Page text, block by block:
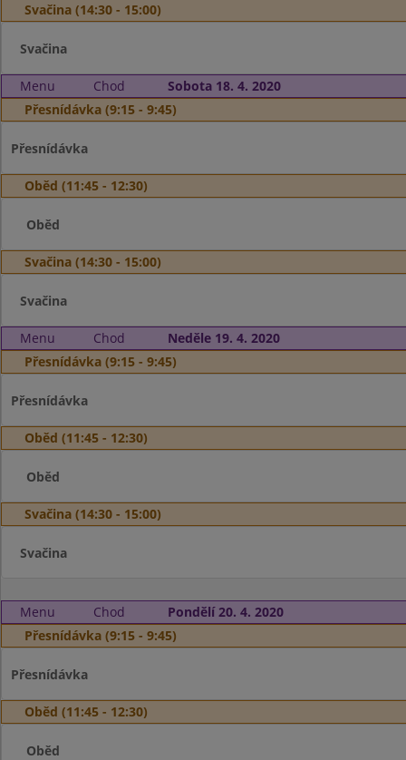
Svačina (14:30 - 15:00)
Svačina
Menu Chod
Sobota 18. 4. 2020
Přesnídávka (9:15 - 9:45)
Přesnídávka
Oběd (11:45 - 12:30)
Oběd
Svačina (14:30 - 15:00)
Svačina
Menu Chod
Neděle 19. 4. 2020
Přesnídávka (9:15 - 9:45)
Přesnídávka
Oběd (11:45 - 12:30)
Oběd
Svačina (14:30 - 15:00)
Svačina
Menu Chod
Pondělí 20. 4. 2020
Přesnídávka (9:15 - 9:45)
Přesnídávka
Oběd (11:45 - 12:30)
Oběd